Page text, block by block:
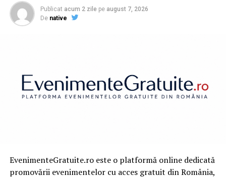
Publicat acum 2 zile pe august 7, 2026
De native
EvenimenteGratuite.ro este o platformă online dedicată
promovării evenimentelor cu acces gratuit din România,